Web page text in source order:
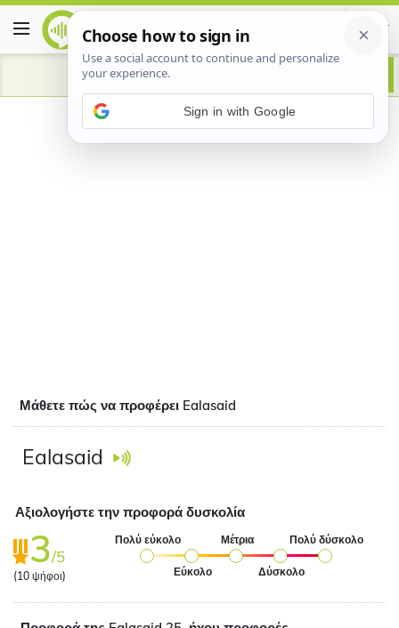
Advertisement
Μάθετε πώς να προφέρει Ealasaid
Ealasaid
Αξιολογήστε την προφορά δυσκολία
3/5
(10 ψήφοι)
Πολύ εύκολο
Εύκολο
Μέτρια
Δύσκολο
Πολύ δύσκολο